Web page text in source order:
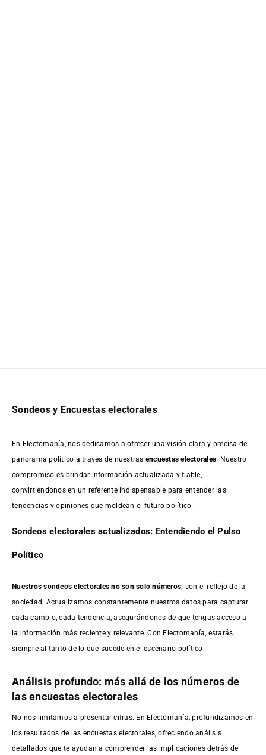
Sondeos y Encuestas electorales
En Electomanía, nos dedicamos a ofrecer una visión clara y precisa del
panorama político a través de nuestras encuestas electorales. Nuestro
compromiso es brindar información actualizada y fiable,
convirtiéndonos en un referente indispensable para entender las
tendencias y opiniones que moldean el futuro político.
Sondeos electorales actualizados: Entendiendo el Pulso
Político
Nuestros sondeos electorales no son solo números; son el reflejo de la
sociedad. Actualizamos constantemente nuestros datos para capturar
cada cambio, cada tendencia, asegurándonos de que tengas acceso a
la información más reciente y relevante. Con Electomanía, estarás
siempre al tanto de lo que sucede en el escenario político.
Análisis profundo: más allá de los números de
las encuestas electorales
No nos limitamos a presentar cifras. En Electomanía, profundizamos en
los resultados de las encuestas electorales, ofreciendo análisis
detallados que te ayudan a comprender las implicaciones detrás de